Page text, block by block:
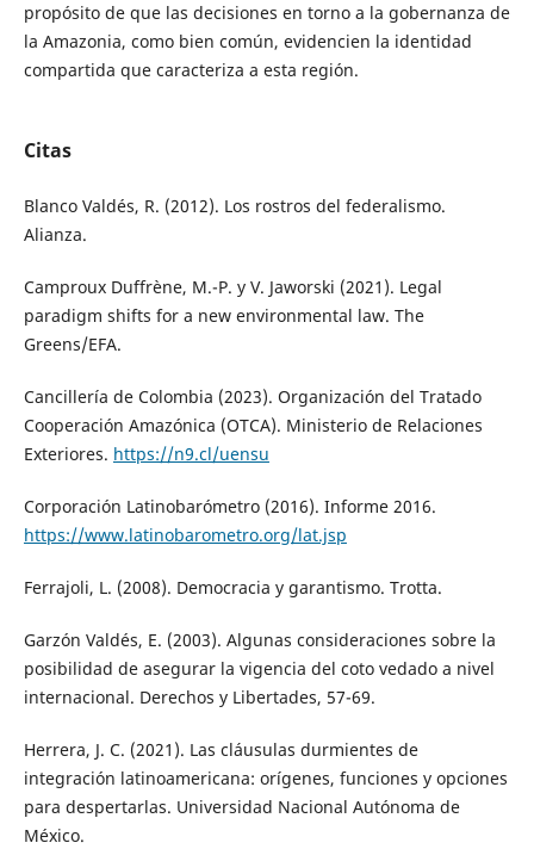
propósito de que las decisiones en torno a la gobernanza de
la Amazonia, como bien común, evidencien la identidad
compartida que caracteriza a esta región.
Citas
Blanco Valdés, R. (2012). Los rostros del federalismo.
Alianza.
Camproux Duffrène, M.-P. y V. Jaworski (2021). Legal
paradigm shifts for a new environmental law. The
Greens/EFA.
Cancillería de Colombia (2023). Organización del Tratado
Cooperación Amazónica (OTCA). Ministerio de Relaciones
Exteriores. https://n9.cl/uensu
Corporación Latinobarómetro (2016). Informe 2016.
https://www.latinobarometro.org/lat.jsp
Ferrajoli, L. (2008). Democracia y garantismo. Trotta.
Garzón Valdés, E. (2003). Algunas consideraciones sobre la
posibilidad de asegurar la vigencia del coto vedado a nivel
internacional. Derechos y Libertades, 57-69.
Herrera, J. C. (2021). Las cláusulas durmientes de
integración latinoamericana: orígenes, funciones y opciones
para despertarlas. Universidad Nacional Autónoma de
México.